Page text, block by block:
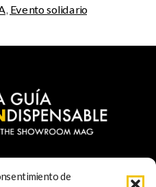
de
, Evento solidario